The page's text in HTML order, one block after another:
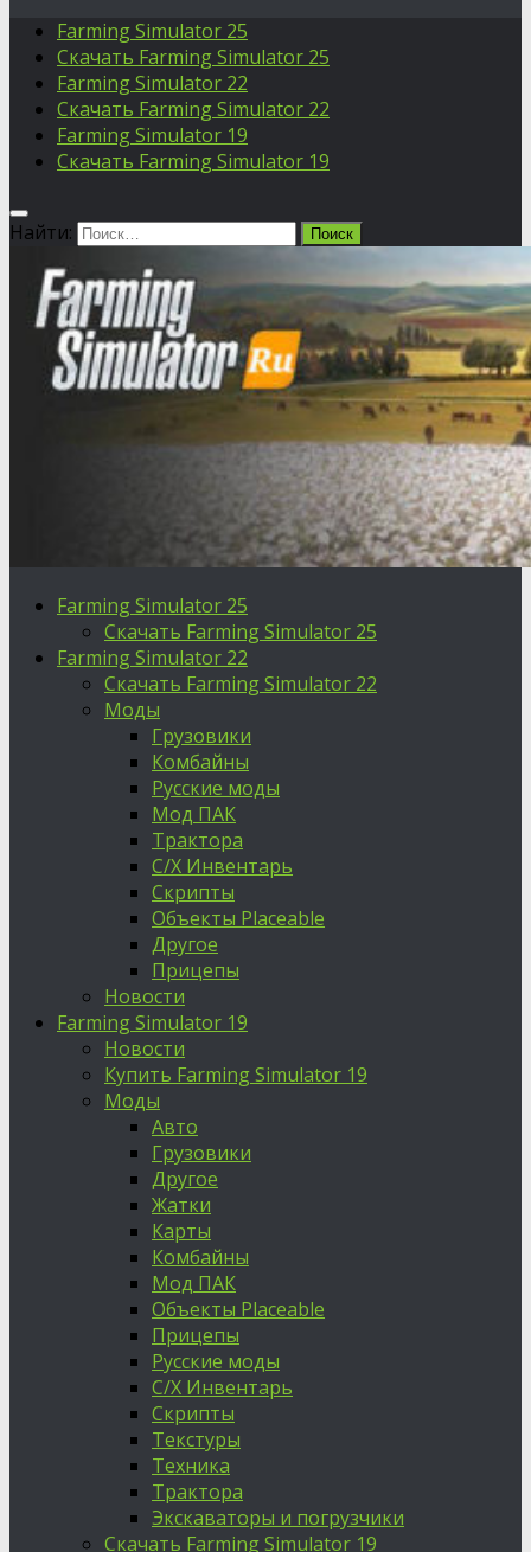
Farming Simulator 25
Скачать Farming Simulator 25
Farming Simulator 22
Скачать Farming Simulator 22
Farming Simulator 19
Скачать Farming Simulator 19
Найти:
Farming Simulator 25
Скачать Farming Simulator 25
Farming Simulator 22
Скачать Farming Simulator 22
Моды
Грузовики
Комбайны
Русские моды
Мод ПАК
Трактора
С/Х Инвентарь
Скрипты
Объекты Placeable
Другое
Прицепы
Новости
Farming Simulator 19
Новости
Купить Farming Simulator 19
Моды
Авто
Грузовики
Другое
Жатки
Карты
Комбайны
Мод ПАК
Объекты Placeable
Прицепы
Русские моды
С/Х Инвентарь
Скрипты
Текстуры
Техника
Трактора
Экскаваторы и погрузчики
Скачать Farming Simulator 19